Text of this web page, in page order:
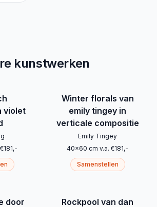
kunstwerken
violet
€181,-
Winter florals van
emily tingey in
verticale compositie
Emily Tingey
40x60 cm v.a. €181,-
Samenstellen
door Rockpool van dan